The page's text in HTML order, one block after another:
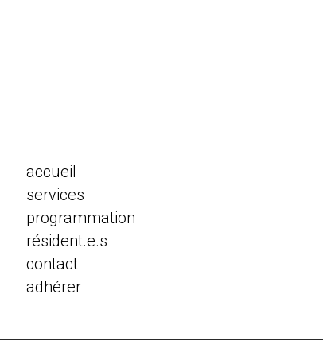
accueil
services
programmation
résident.e.s
contact
adhérer